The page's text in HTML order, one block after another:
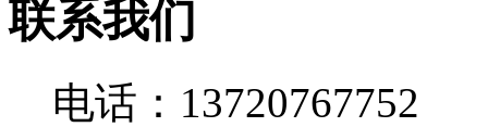
联系我们
电话：13720767752